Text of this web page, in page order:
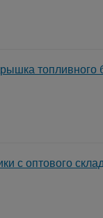
топливного
с оптового